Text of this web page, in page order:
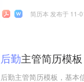
简历本 发布于 11-
后勤主管简历模板
后勤主管简历模板，基本